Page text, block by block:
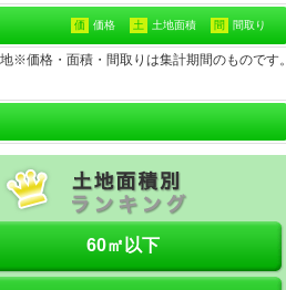
価 価格 土 土地面積 間 間取り
※価格・面積・間取りは集計期間のものです。
60㎡以下